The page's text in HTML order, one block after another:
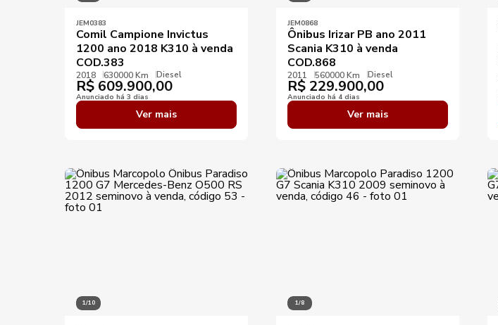
JEM0383
Comil Campione Invictus
1200 ano 2018 K310 à venda
COD.383
2018 630000 Km Diesel
R$ 609.900,00
Anunciado há 3 dias
Ver mais
JEM0868
Ônibus Irizar PB ano 2011
Scania K310 à venda
COD.868
2011 560000 Km Diesel
R$ 229.900,00
Anunciado há 4 dias
Ver mais
1/10 1/8